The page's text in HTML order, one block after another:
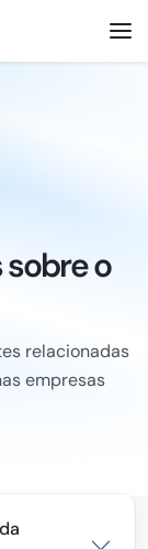
o
relacionadas
empresas